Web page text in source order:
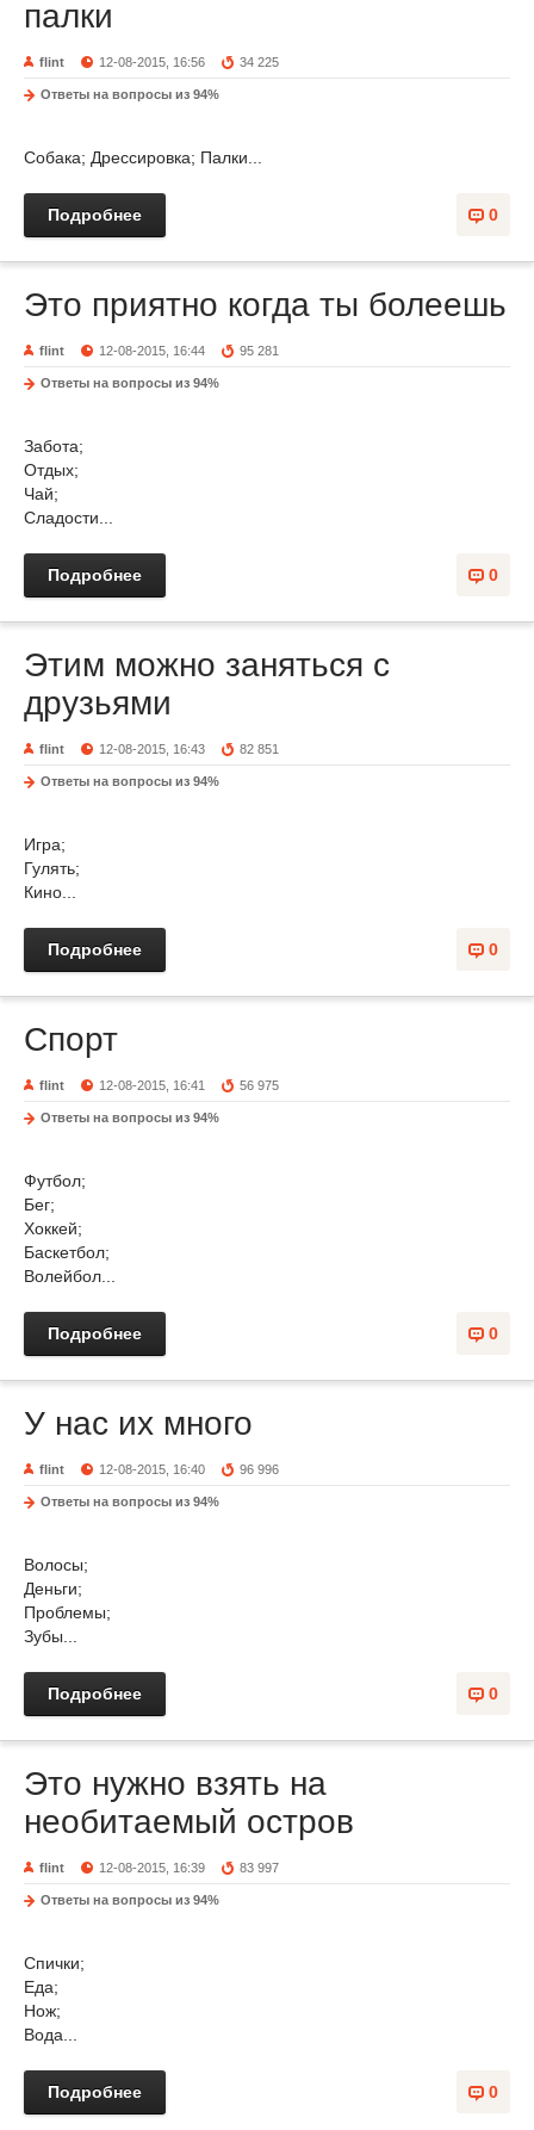
палки
flint 12-08-2015, 16:56 34 225
Ответы на вопросы из 94%
Собака; Дрессировка; Палки...
0
Подробнее
Это приятно когда ты болеешь
flint 12-08-2015, 16:44 95 281
Ответы на вопросы из 94%
Забота;
Отдых;
Чай;
Сладости...
0
Подробнее
Этим можно заняться с
друзьями
flint 12-08-2015, 16:43 82 851
Ответы на вопросы из 94%
Игра;
Гулять;
Кино...
0
Подробнее
Спорт
flint 12-08-2015, 16:41 56 975
Ответы на вопросы из 94%
Футбол;
Бег;
Хоккей;
Баскетбол;
Волейбол...
0
Подробнее
У нас их много
flint 12-08-2015, 16:40 96 996
Ответы на вопросы из 94%
Волосы;
Деньги;
Проблемы;
Зубы...
0
Подробнее
Это нужно взять на
необитаемый остров
flint 12-08-2015, 16:39 83 997
Ответы на вопросы из 94%
Спички;
Еда;
Нож;
Вода...
0
Подробнее